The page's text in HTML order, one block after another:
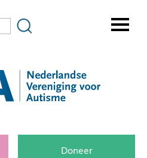
Doneer